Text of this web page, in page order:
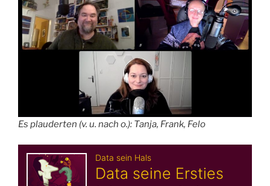
Es plauderten (v. u. nach o.): Tanja, Frank, Felo